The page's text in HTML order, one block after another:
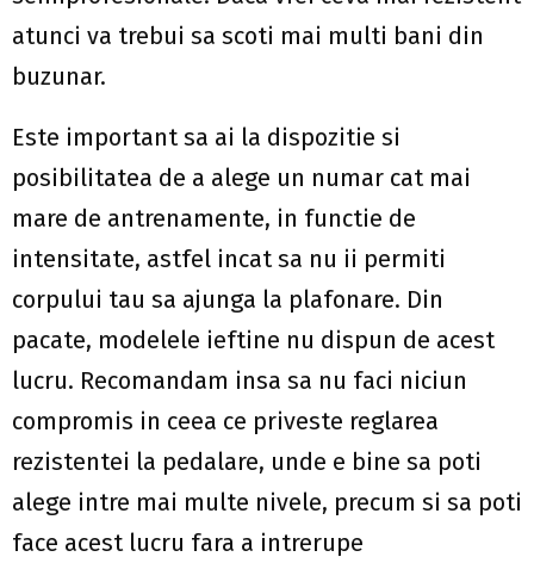
atunci va trebui sa scoti mai multi bani din
buzunar.
Este important sa ai la dispozitie si
posibilitatea de a alege un numar cat mai
mare de antrenamente, in functie de
intensitate, astfel incat sa nu ii permiti
corpului tau sa ajunga la plafonare. Din
pacate, modelele ieftine nu dispun de acest
lucru. Recomandam insa sa nu faci niciun
compromis in ceea ce priveste reglarea
rezistentei la pedalare, unde e bine sa poti
alege intre mai multe nivele, precum si sa poti
face acest lucru fara a intrerupe